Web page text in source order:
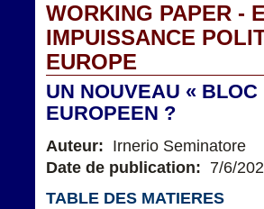
WORKING PAPER -
IMPUISSANCE
EUROPE
UN NOUVEAU «
EUROPEEN ?
Auteur: Irnerio Seminatore
Date de publication: 7/6/
TABLE DES MATIERES